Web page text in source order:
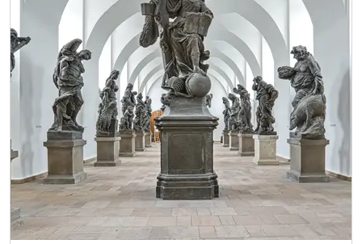
* Obejmuje 1 osobę - uprawniony
posiadacz karty